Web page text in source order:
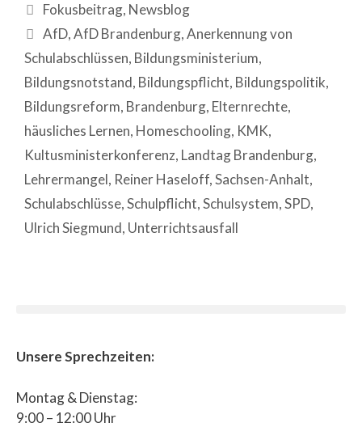
Fokusbeitrag, Newsblog
AfD,AfD Brandenburg,Anerkennung von
Schulabschlüssen, Bildungsministerium,
Bildungsnotstand, Bildungspflicht, Bildungspolitik,
Bildungsreform, Brandenburg, Elternrechte,
häusliches Lernen, Homeschooling, KMK,
Kultusministerkonferenz, Landtag Brandenburg,
Lehrermangel, Reiner Haseloff,Sachsen-Anhalt,
Schulabschlüsse,Schulpflicht,Schulsystem,SPD,
Ulrich Siegmund, Unterrichtsausfall
Unsere Sprechzeiten:
Montag & Dienstag:
9:00 – 12:00 Uhr